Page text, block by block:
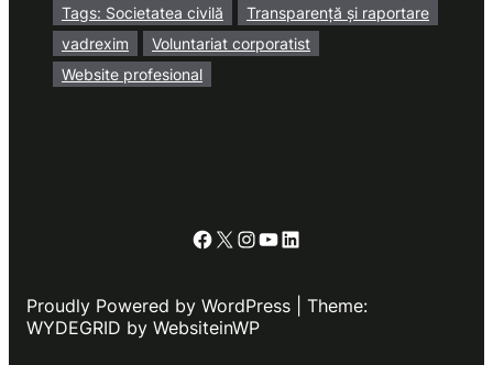
Tags: Societatea civilă
Transparență și raportare
vadrexim
Voluntariat corporatist
Website profesional
Facebook
X Instagram
YouTube
LinkedIn
Proudly Powered by WordPress | Theme:
WYDEGRID by WebsiteinWP